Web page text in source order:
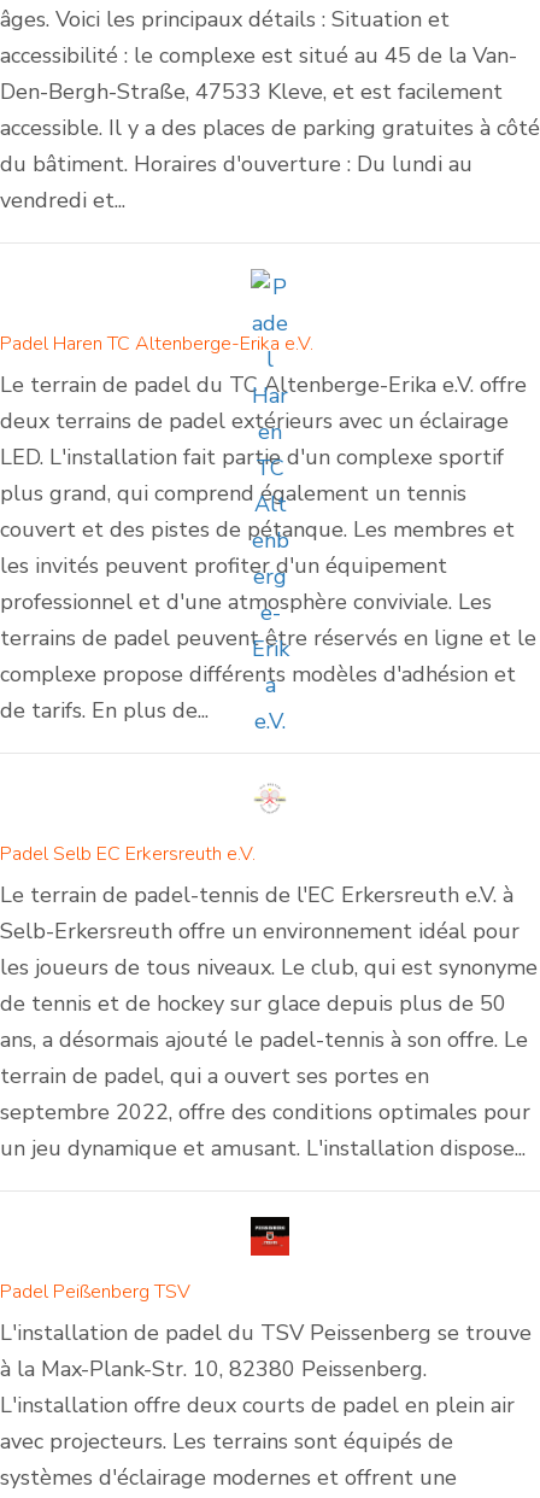
âges. Voici les principaux détails : Situation et
accessibilité : le complexe est situé au 45 de la Van-
Den-Bergh-Straße, 47533 Kleve, et est facilement
accessible. Il y a des places de parking gratuites à côté
du bâtiment. Horaires d'ouverture : Du lundi au
vendredi et...
Padel Haren TC Altenberge-Erika e.V.
Le terrain de padel du TC Altenberge-Erika e.V. offre
deux terrains de padel extérieurs avec un éclairage
LED. L'installation fait partie d'un complexe sportif
plus grand, qui comprend également un tennis
couvert et des pistes de pétanque. Les membres et
les invités peuvent profiter d'un équipement
professionnel et d'une atmosphère conviviale. Les
terrains de padel peuvent être réservés en ligne et le
complexe propose différents modèles d'adhésion et
de tarifs. En plus de...
Padel Selb EC Erkersreuth e.V.
Le terrain de padel-tennis de l'EC Erkersreuth e.V. à
Selb-Erkersreuth offre un environnement idéal pour
les joueurs de tous niveaux. Le club, qui est synonyme
de tennis et de hockey sur glace depuis plus de 50
ans, a désormais ajouté le padel-tennis à son offre. Le
terrain de padel, qui a ouvert ses portes en
septembre 2022, offre des conditions optimales pour
un jeu dynamique et amusant. L'installation dispose...
Padel Peißenberg TSV
L'installation de padel du TSV Peissenberg se trouve
à la Max-Plank-Str. 10, 82380 Peissenberg.
L'installation offre deux courts de padel en plein air
avec projecteurs. Les terrains sont équipés de
systèmes d'éclairage modernes et offrent une